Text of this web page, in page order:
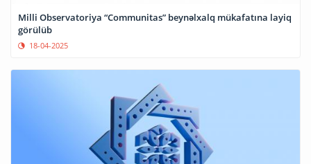
Milli Observatoriya “Communitas” beynəlxalq mükafatına layiq
görülüb
18-04-2025